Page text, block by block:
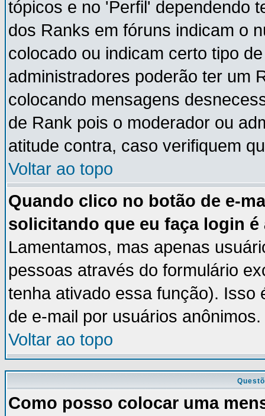
tópicos e no 'Perfil' dependendo
dos Ranks em fóruns indicam o
colocado ou indicam certo tipo
administradores poderão ter um
colocando mensagens
de Rank pois o moderador ou
atitude contra, caso verifiquem
Voltar ao topo
Quando clico no botão de e-
solicitando que eu faça login é
Lamentamos, mas apenas
pessoas através do formulário
tenha ativado essa função). Isso
de e-mail por usuários anônimos.
Voltar ao topo
Como posso colocar uma